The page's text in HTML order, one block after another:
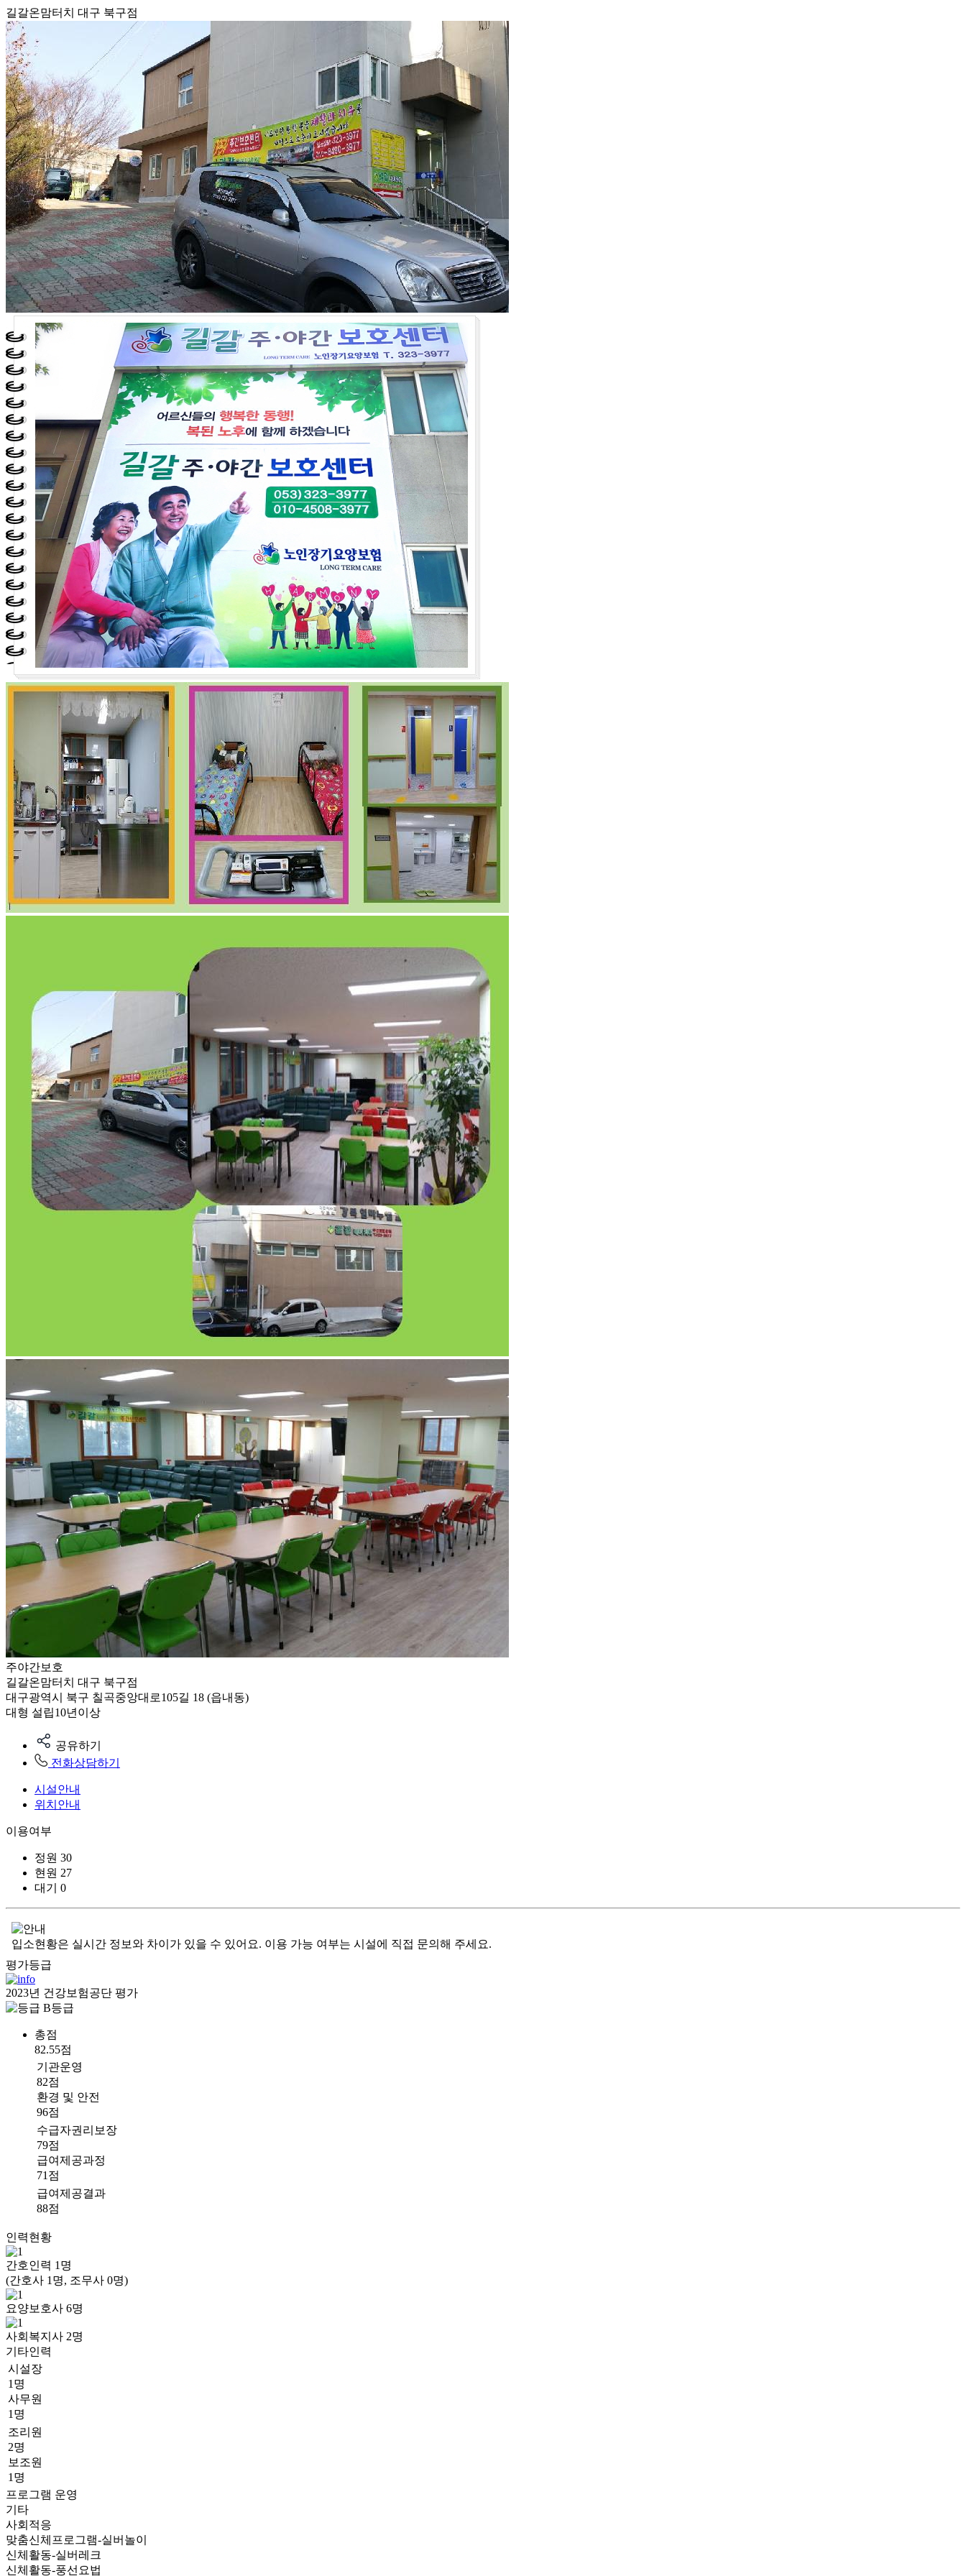
길갈온맘터치 대구 북구점
주야간보호
길갈온맘터치 대구 북구점
대구광역시 북구 칠곡중앙대로105길 18 (읍내동)
대형 설립10년이상
공유하기
전화상담하기
시설안내
위치안내
이용여부
정원 30
현원 27
대기
0
입소현황은 실시간 정보와 차이가 있을 수 있어요. 이용 가능 여부는 시설에 직접 문의해 주세요.
평가등급
2023년 건강보험공단 평가
B등급
총점
82.55점
기관운영
82점
환경 및 안전
96점
수급자권리보장
79점
급여제공과정
71점
급여제공결과
88점
인력현황
간호인력 1 명
(간호사 1명, 조무사 0명)
요양보호사 6명
사회복지사 2명
기타인력
시설장
1명
사무원
1명
조리원
2명
보조원
1명
프로그램 운영
기타
사회적응
맞춤신체프로그램-실버놀이
신체활동-실버레크
신체활동-풍선요법